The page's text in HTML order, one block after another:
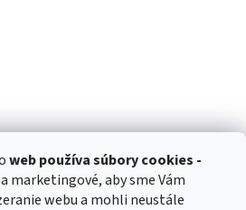
web používasúbory cookies -
marketingové, aby sme Vám
webu a mohli neustále